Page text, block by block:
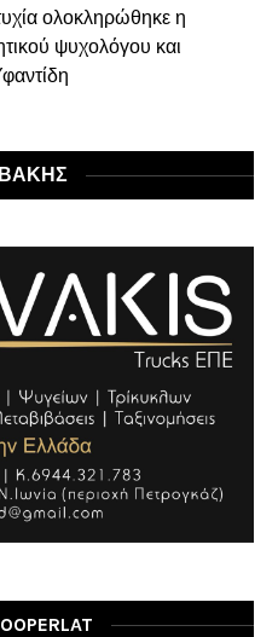
ολοκληρώθηκε η
ψυχολόγου και